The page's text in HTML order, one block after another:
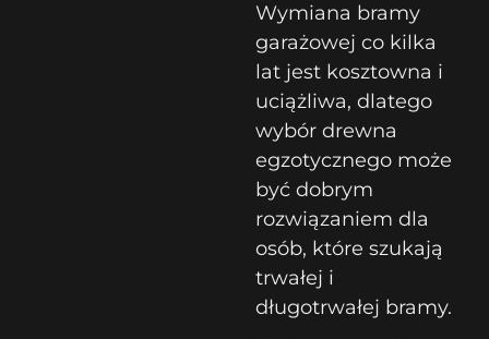
Wymiana bramy
garażowej co kilka
lat jest kosztowna i
uciążliwa, dlatego
wybór drewna
egzotycznego może
być dobrym
rozwiązaniem dla
osób, które szukają
trwałej i
długotrwałej bramy.